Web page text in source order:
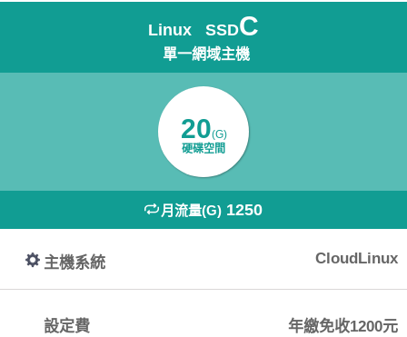
Linux SSDC
單一網域主機
20(G)
硬碟空間
月流量(G) 1250
主機系統 CloudLinux
設定費 年繳免收1200元